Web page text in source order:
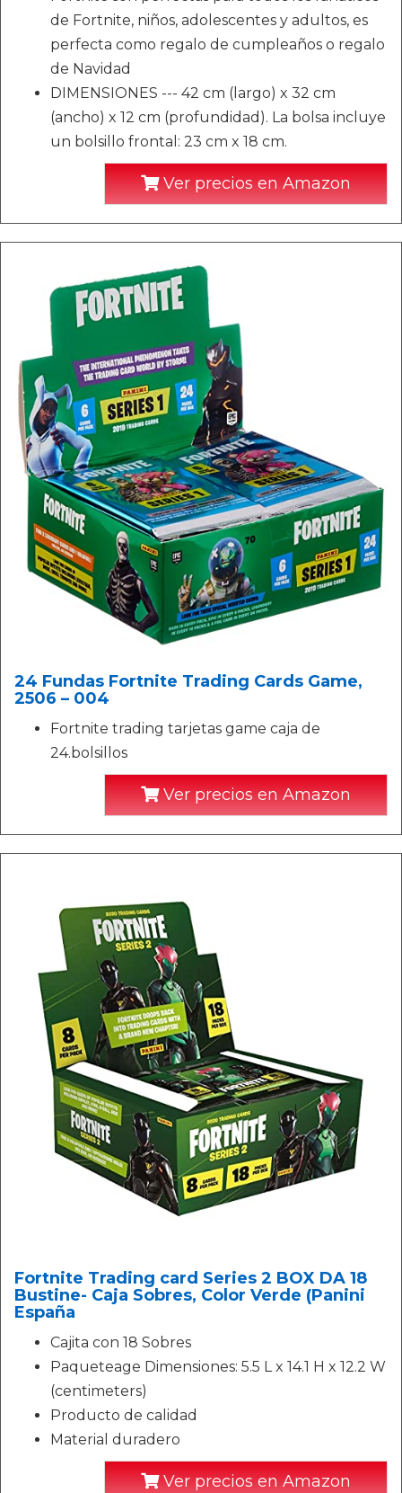
de Fortnite, niños, adolescentes y adultos, es
perfecta como regalo de cumpleaños o regalo
de Navidad
DIMENSIONES --- 42 cm (largo) x 32 cm
(ancho) x 12 cm (profundidad). La bolsa incluye
un bolsillo frontal: 23 cm x 18 cm.
Ver precios en Amazon
24 Fundas Fortnite Trading Cards Game,
2506 – 004
Fortnite trading tarjetas game caja de
24.bolsillos
Ver precios en Amazon
Fortnite Trading card Series 2 BOX DA 18
Bustine- Caja Sobres, Color Verde (Panini
España
Cajita con 18 Sobres
Paqueteage Dimensiones: 5.5 L x 14.1 H x 12.2 W
(centimeters)
Producto de calidad
Material duradero
Ver precios en Amazon